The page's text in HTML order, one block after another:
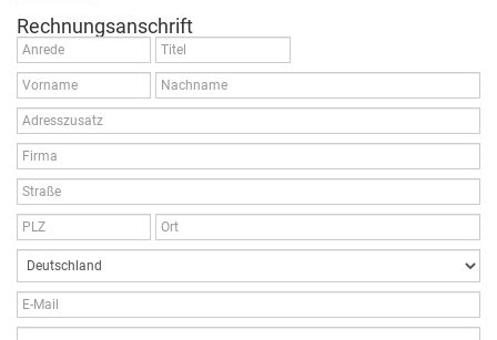
Rechnungsanschrift